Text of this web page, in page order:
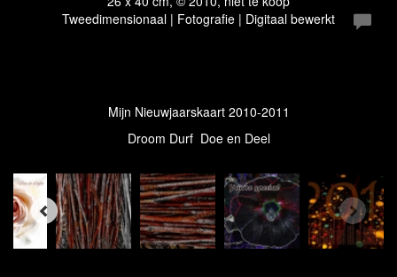
Tweedimensionaal | Fotografie | Digitaal bewerkt
Mijn Nieuwjaarskaart 2010-2011
Droom Durf Doe en Deel